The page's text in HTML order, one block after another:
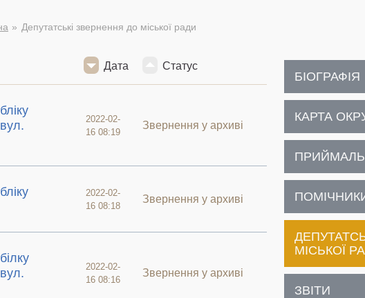
Депутатські звернення до міської ради
Дата Статус
2022-02-
16 08:19
Звернення у архиві
2022-02-
16 08:18
Звернення у архиві
2022-02-
16 08:16
Звернення у архиві
БІОГРАФІЯ
КАРТА
МІСЬКОЇ
ЗВІТИ